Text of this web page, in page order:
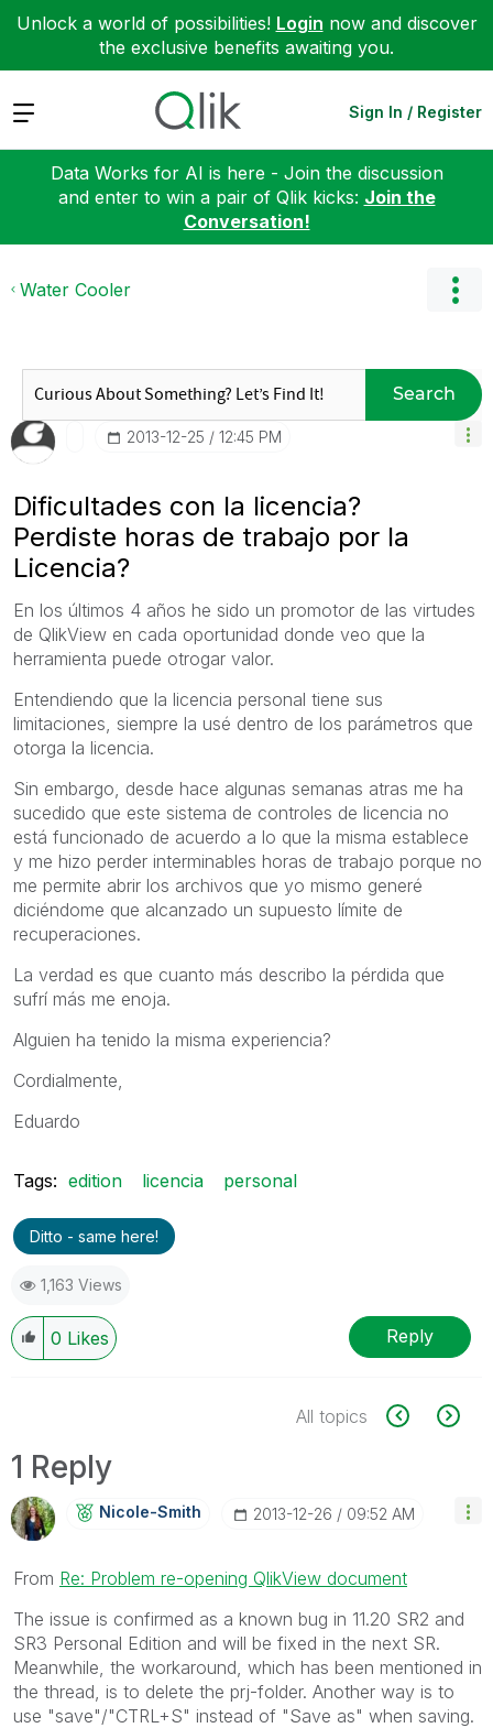
Unlock a world of possibilities! Login now and discover
the exclusive benefits awaiting you.
Expand Sign In / Register
Data Works for AI is here - Join the discussion
and enter to win a pair of Qlik kicks: Join the
Conversation!
Water Cooler
Search
‎2013-12-25 12:45 PM
Dificultades con la licencia?
Perdiste horas de trabajo por la
Licencia?
En los últimos 4 años he sido un promotor de las virtudes
de QlikView en cada oportunidad donde veo que la
herramienta puede otrogar valor.
Entendiendo que la licencia personal tiene sus
limitaciones, siempre la usé dentro de los parámetros que
otorga la licencia.
Sin embargo, desde hace algunas semanas atras me ha
sucedido que este sistema de controles de licencia no
está funcionado de acuerdo a lo que la misma establece
y me hizo perder interminables horas de trabajo porque no
me permite abrir los archivos que yo mismo generé
diciéndome que alcanzado un supuesto límite de
recuperaciones.
La verdad es que cuanto más describo la pérdida que
sufrí más me enoja.
Alguien ha tenido la misma experiencia?
Cordialmente,
Eduardo
Tags: edition licencia personal
Ditto - same here!
1,163 Views
0 Likes Reply
All topics
1 Reply
Nicole-Smith ‎2013-12-26 09:52 AM
From Re: Problem re-opening QlikView document
The issue is confirmed as a known bug in 11.20 SR2 and
SR3 Personal Edition and will be fixed in the next SR.
Meanwhile, the workaround, which has been mentioned in
the thread, is to delete the prj-folder. Another way is to
use "save"/"CTRL+S" instead of "Save as" when saving.